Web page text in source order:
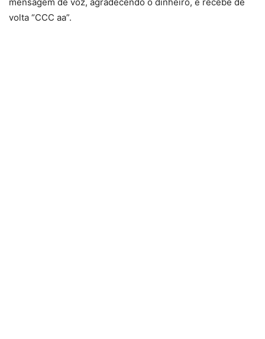
mensagem de voz, agradecendo o dinheiro, e recebe de
volta “CCC aa”.